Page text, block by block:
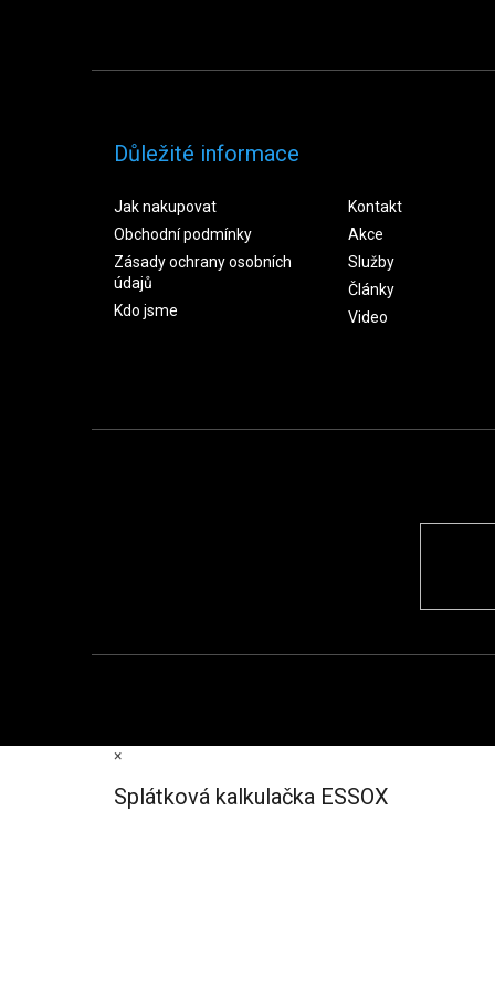
Důležité informace
Jak nakupovat
Obchodní podmínky
Zásady ochrany osobních
údajů
Kdo jsme
Kontakt
Akce
Služby
Články
Video
×
Splátková kalkulačka ESSOX